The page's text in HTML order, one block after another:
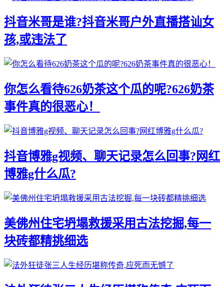
抖音米哥是谁?抖音米哥户外直播搭讪女
孩,或违法了
你怎么看待626奶茶这个瓜的呢?626奶茶
事件真的很恶心！
抖音博雅g视频、聊天记录怎么回事?网红
博雅g什么瓜?
美佛州住宅坍塌救援采用古法挖掘,每一
块砖都精挑细选